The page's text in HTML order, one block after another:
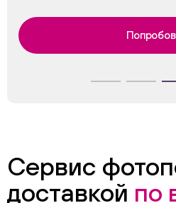
Сервис
доставкой по